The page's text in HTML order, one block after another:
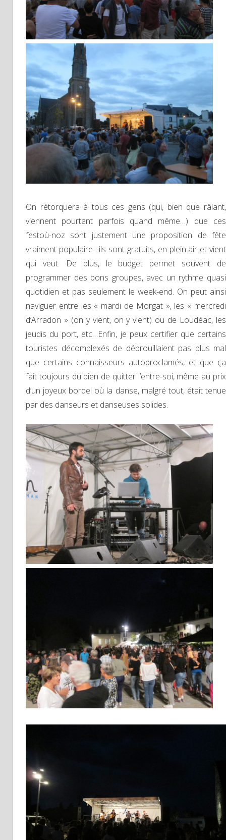
On rétorquera à tous ces gens (qui, bien que râlant,
viennent pourtant parfois quand même…) que ces
festoù-noz sont justement une proposition de fête
vraiment populaire : ils sont gratuits, en plein air et vient
qui veut. De plus, le budget permet souvent de
programmer des bons groupes, avec un rythme quasi
quotidien et pas seulement le week-end. On peut ainsi
naviguer entre les « mardi de Morgat », les « mercredi
d’Arradon » (on y vient, on y vient) ou de Loudéac, les
jeudis du port, etc…Enfin, je peux certifier que certains
touristes décomplexés de débrouillaient pas plus mal
que certains connaisseurs autoproclamés, et que ça
fait toujours du bien de quitter l’entre-soi, même au prix
d’un joyeux bordel où la danse, malgré tout, était tenue
par des danseurs et danseuses solides.